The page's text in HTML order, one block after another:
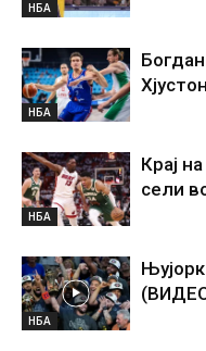
НБА
НБА
Хјустон
НБА
Крај
сели
НБА